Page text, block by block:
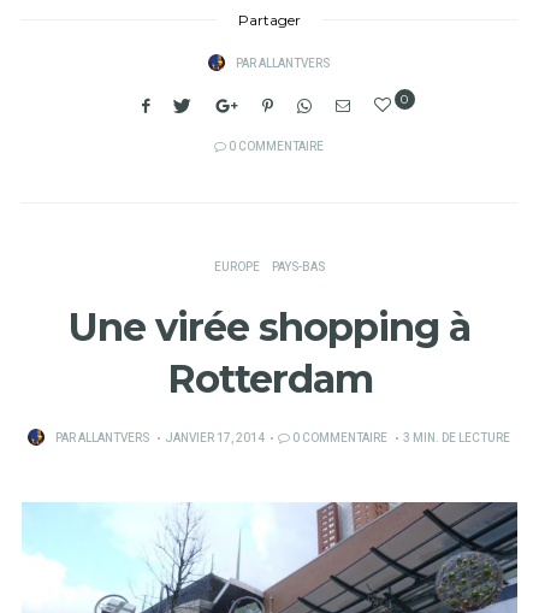
Partager
PARALLANTVERS
0
0 COMMENTAIRE
EUROPE PAYS-BAS
Une virée shopping à
Rotterdam
PARALLANTVERS
PUBLIÉ
JANVIER 17, 2014 0 COMMENTAIRE 3 MIN. DE LECTURE